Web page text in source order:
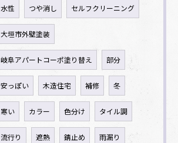
水性 つや消し セルフクリーニング
大垣市外壁塗装
岐阜アパートコーポ塗り替え 部分
安っぽい 木造住宅 補修 冬
寒い カラー 色分け タイル調
流行り 遮熱 錆止め 雨漏り